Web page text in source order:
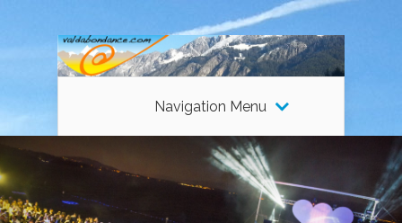
Navigation Menu